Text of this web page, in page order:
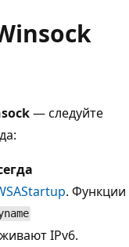
— следуйте
. Функции
IPv6.